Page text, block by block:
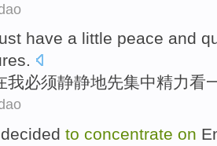
have a little peace and
.
我必须静静地先集中精力看
decided to concentrate on